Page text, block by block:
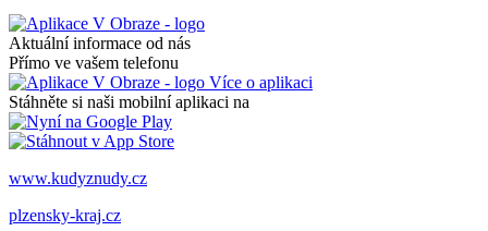
Aktuální informace od nás
Přímo ve vašem telefonu
Více o aplikaci
Stáhněte si naši mobilní aplikaci na
www.kudyznudy.cz
plzensky-kraj.cz